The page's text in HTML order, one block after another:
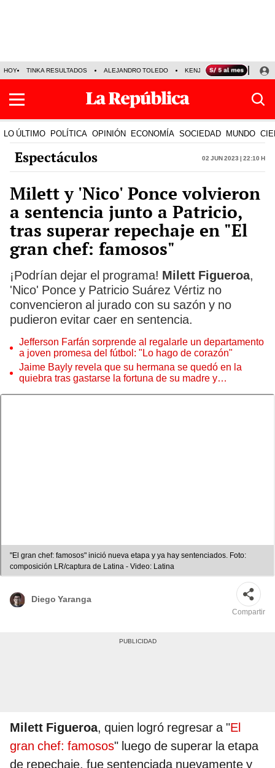
HOY TINKA RESULTADOS ALEJANDRO TOLEDO KENJI FUJIMORI
LO ÚLTIMO POLÍTICA OPINIÓN ECONOMÍA SOCIEDAD MUNDO
Espectáculos 02 Jun 2023 | 22:10 h
Milett y 'Nico' Ponce volvieron
a sentencia junto a Patricio,
tras superar repechaje en "El
gran chef: famosos"
¡Podrían dejar el programa! Milett Figueroa,
'Nico' Ponce y Patricio Suárez Vértiz no
convencieron al jurado con su sazón y no
pudieron evitar caer en sentencia.
Jefferson Farfán sorprende al regalarle un departamento
a joven promesa del fútbol: "Lo hago de corazón"
Jaime Bayly revela que su hermana se quedó en la
quiebra tras gastarse la fortuna de su madre y
"El gran chef: famosos" inició nueva etapa y ya hay sentenciados. Foto:
composición LR/captura de Latina - Video: Latina
Diego Yaranga
Compartir
Milett Figueroa, quien logró regresar a "El
gran chef: famosos" luego de superar la etapa
de repechaje, fue sentenciada nuevamente y